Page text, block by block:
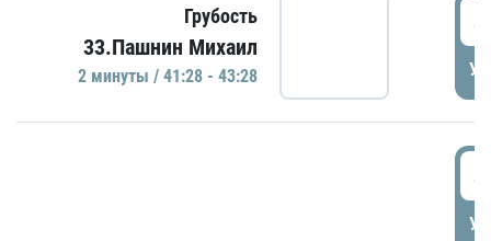
Грубость
33.Пашнин Михаил
2 минуты / 41:28 - 43:28